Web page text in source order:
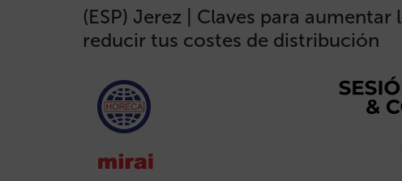
(ESP) Jerez | Claves para
reducir tus costes de distribución